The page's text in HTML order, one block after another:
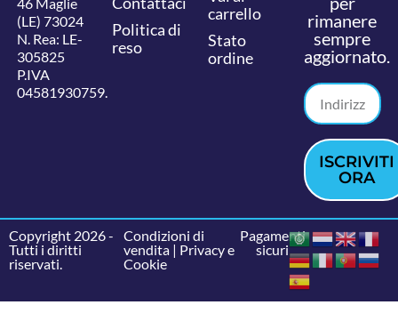
(LE) 73024
N. Rea: LE-
305825
P.IVA
04581930759.
Politica di
reso
carrello
Stato
ordine
rimanere
sempre
aggiornato.
ISCRIVITI
ORA
Copyright 2026 -
Tutti i diritti
riservati.
Condizioni di
vendita| Privacy e
Cookie
Pagamenti
sicuri